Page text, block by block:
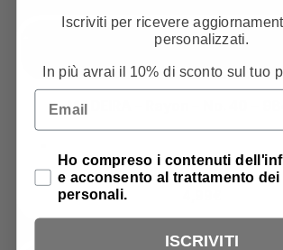
MADEIRA – Rayon – No. 40 –
Iscriviti per ricevere
personalizzati.
In più avrai il 10% di sconto sul tuo
Email
Privacy Policy
Ho compreso i contenuti
e acconsento al trattamento
personali.
ISCRIVITI